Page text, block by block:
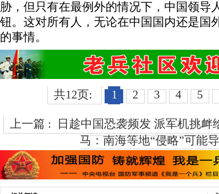
胁，但只有在最例外的情况下，中国领导
钮。这对所有人，无论在中国国内还是国
的事情。
共12页: 1 2 3 4 5
上一篇 :
日趁中国恐袭频发 派军机挑衅
马：南海等地“侵略”可能